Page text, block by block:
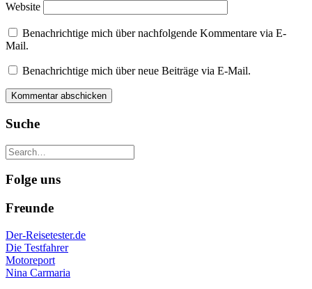
Website
Benachrichtige mich über nachfolgende Kommentare via E-
Mail.
Benachrichtige mich über neue Beiträge via E-Mail.
Suche
Folge uns
Freunde
Der-Reisetester.de
Die Testfahrer
Motoreport
Nina Carmaria